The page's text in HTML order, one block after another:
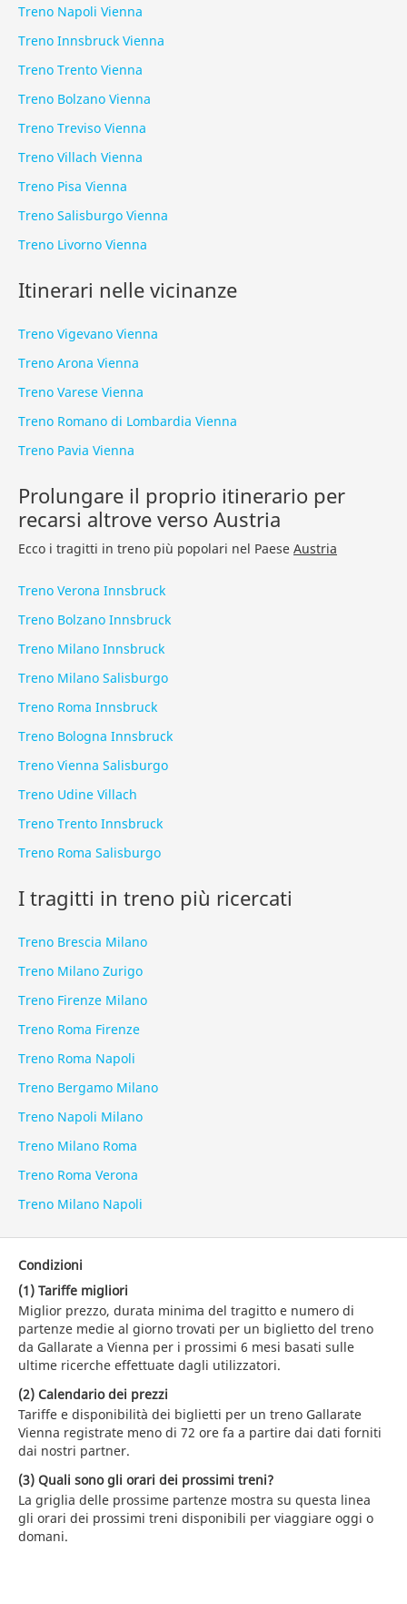
Treno Napoli Vienna
Treno Innsbruck Vienna
Treno Trento Vienna
Treno Bolzano Vienna
Treno Treviso Vienna
Treno Villach Vienna
Treno Pisa Vienna
Treno Salisburgo Vienna
Treno Livorno Vienna
Itinerari nelle vicinanze
Treno Vigevano Vienna
Treno Arona Vienna
Treno Varese Vienna
Treno Romano di Lombardia Vienna
Treno Pavia Vienna
Prolungare il proprio itinerario per
recarsi altrove verso Austria
Ecco i tragitti in treno più popolari nel Paese Austria
Treno Verona Innsbruck
Treno Bolzano Innsbruck
Treno Milano Innsbruck
Treno Milano Salisburgo
Treno Roma Innsbruck
Treno Bologna Innsbruck
Treno Vienna Salisburgo
Treno Udine Villach
Treno Trento Innsbruck
Treno Roma Salisburgo
I tragitti in treno più ricercati
Treno Brescia Milano
Treno Milano Zurigo
Treno Firenze Milano
Treno Roma Firenze
Treno Roma Napoli
Treno Bergamo Milano
Treno Napoli Milano
Treno Milano Roma
Treno Roma Verona
Treno Milano Napoli
Condizioni
(1) Tariffe migliori
Miglior prezzo, durata minima del tragitto e numero di
partenze medie al giorno trovati per un biglietto del treno
da Gallarate a Vienna per i prossimi 6 mesi basati sulle
ultime ricerche effettuate dagli utilizzatori.
(2) Calendario dei prezzi
Tariffe e disponibilità dei biglietti per un treno Gallarate
Vienna registrate meno di 72 ore fa a partire dai dati forniti
dai nostri partner.
(3) Quali sono gli orari dei prossimi treni?
La griglia delle prossime partenze mostra su questa linea
gli orari dei prossimi treni disponibili per viaggiare oggi o
domani.